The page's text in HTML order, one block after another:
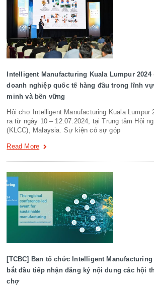
Intelligent Manufacturing Kuala Lumpur
doanh nghiệp quốc tế hàng đầu trong lĩnh
minh và bền vững
Hội chợ Intelligent Manufacturing Kuala Lumpur
ra từ ngày 10 – 12.07.2024, tại Trung tâm Hội
(KLCC), Malaysia. Sự kiện có sự góp
Read More
[TCBC] Ban tổ chức Intelligent
bắt đầu tiếp nhận đăng ký nội dung các hội
chợ